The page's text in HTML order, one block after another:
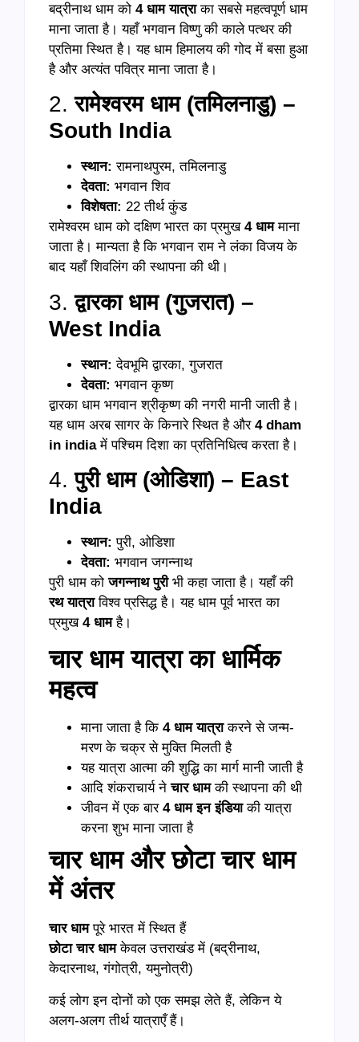
बद्रीनाथ धाम को 4 धाम यात्राका सबसे महत्वपूर्ण धाम
माना जाता है। यहाँ भगवान विष्णु की काले पत्थर की
प्रतिमा स्थित है। यह धाम हिमालय की गोद में बसा हुआ
है और अत्यंत पवित्र माना जाता है।
2.रामेश्वरम धाम (तमिलनाडु) –
South India
स्थान: रामनाथपुरम, तमिलनाडु
देवता: भगवान शिव
विशेषता: 22 तीर्थ कुंड
रामेश्वरम धाम को दक्षिण भारत का प्रमुख 4 धाममाना
जाता है। मान्यता है कि भगवान राम ने लंका विजय के
बाद यहाँ शिवलिंग की स्थापना की थी।
3. द्वारका धाम (गुजरात) –
West India
स्थान: देवभूमि द्वारका, गुजरात
देवता: भगवान कृष्ण
द्वारका धाम भगवान श्रीकृष्ण की नगरी मानी जाती है।
यह धाम अरब सागर के किनारे स्थित है और 4 dham
in indiaमें पश्चिम दिशा का प्रतिनिधित्व करता है।
4.पुरी धाम (ओडिशा) – East
India
स्थान: पुरी, ओडिशा
देवता: भगवान जगन्नाथ
पुरी धाम कोजगन्नाथ पुरीभी कहा जाता है। यहाँ की
रथ यात्राविश्व प्रसिद्ध है। यह धाम पूर्व भारत का
प्रमुख 4 धामहै।
चार धाम यात्रा का धार्मिक
महत्व
माना जाता है कि 4 धाम यात्राकरने से जन्म-
मरण के चक्र से मुक्ति मिलती है
यह यात्रा आत्मा की शुद्धि का मार्ग मानी जाती है
आदि शंकराचार्य नेचार धामकी स्थापना की थी
जीवन में एक बार 4 धाम इन इंडियाकी यात्रा
करना शुभ माना जाता है
चार धाम और छोटा चार धाम
में अंतर
चार धामपूरे भारत में स्थित हैं
छोटा चार धामकेवल उत्तराखंड में (बद्रीनाथ,
केदारनाथ, गंगोत्री, यमुनोत्री)
कई लोग इन दोनों को एक समझ लेते हैं, लेकिन ये
अलग-अलग तीर्थ यात्राएँ हैं।